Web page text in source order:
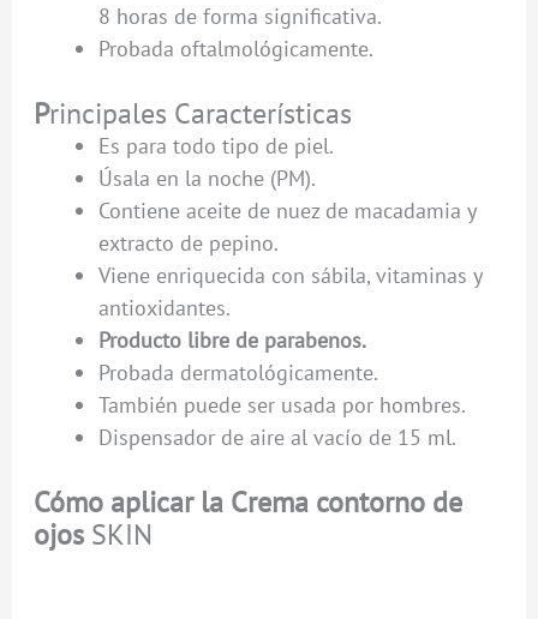
8 horas de forma significativa.
Probada oftalmológicamente.
Principales Características
Es para todo tipo de piel.
Úsala en la noche (PM).
Contiene aceite de nuez de macadamia y
extracto de pepino.
Viene enriquecida con sábila, vitaminas y
antioxidantes.
Producto libre de parabenos.
Probada dermatológicamente.
También puede ser usada por hombres.
Dispensador de aire al vacío de 15 ml.
Cómo aplicar la Crema contorno de
ojosSKIN